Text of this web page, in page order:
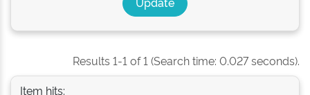
Results 1-1 of 1 (Search time: 0.027 seconds).
Item hits: